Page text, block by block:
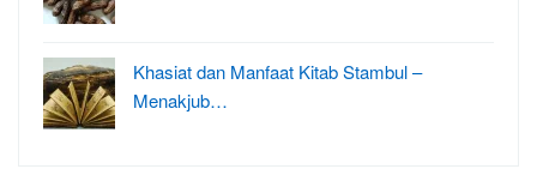
Khasiat dan Manfaat Kitab Stambul –
Menakjub…